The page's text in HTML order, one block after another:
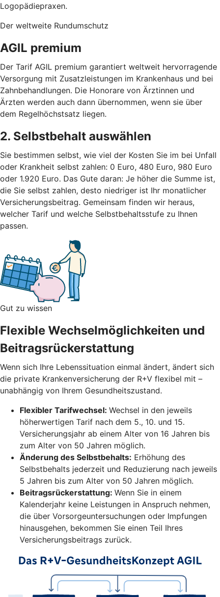
Logopädiepraxen.
Der weltweite Rundumschutz
AGIL premium
Der Tarif AGIL premium garantiert weltweit hervorragende
Versorgung mit Zusatzleistungen im Krankenhaus und bei
Zahnbehandlungen. Die Honorare von Ärztinnen und
Ärzten werden auch dann übernommen, wenn sie über
dem Regelhöchstsatz liegen.
2. Selbstbehalt auswählen
Sie bestimmen selbst, wie viel der Kosten Sie im bei Unfall
oder Krankheit selbst zahlen: 0 Euro, 480 Euro, 980 Euro
oder 1.920 Euro. Das Gute daran: Je höher die Summe ist,
die Sie selbst zahlen, desto niedriger ist Ihr monatlicher
Versicherungsbeitrag. Gemeinsam finden wir heraus,
welcher Tarif und welche Selbstbehaltsstufe zu Ihnen
passen.
Gut zu wissen
Flexible Wechselmöglichkeiten und
Beitragsrückerstattung
Wenn sich Ihre Lebenssituation einmal ändert, ändert sich
die private Krankenversicherung der R+V flexibel mit –
unabhängig von Ihrem Gesundheitszustand.
Flexibler Tarifwechsel: Wechsel in den jeweils
höherwertigen Tarif nach dem 5., 10. und 15.
Versicherungsjahr ab einem Alter von 16 Jahren bis
zum Alter von 50 Jahren möglich.
Änderung des Selbstbehalts: Erhöhung des
Selbstbehalts jederzeit und Reduzierung nach jeweils
5 Jahren bis zum Alter von 50 Jahren möglich.
Beitragsrückerstattung: Wenn Sie in einem
Kalenderjahr keine Leistungen in Anspruch nehmen,
die über Vorsorgeuntersuchungen oder Impfungen
hinausgehen, bekommen Sie einen Teil Ihres
Versicherungsbeitrags zurück.